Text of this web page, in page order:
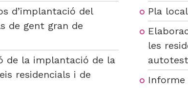
d’implantació del
de gent gran de
de la implantació de la
residencials i de
Pla
les
Informe